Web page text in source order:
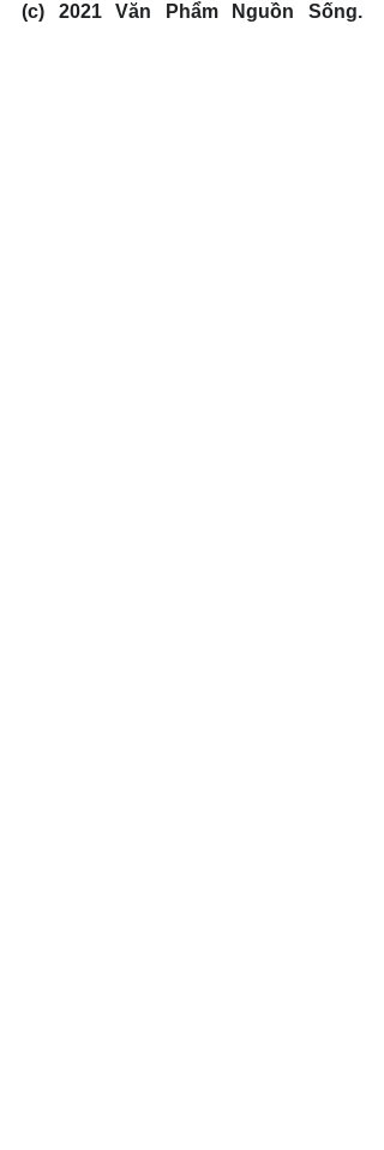
(c) 2021 Văn Phẩm Nguồn Sống.